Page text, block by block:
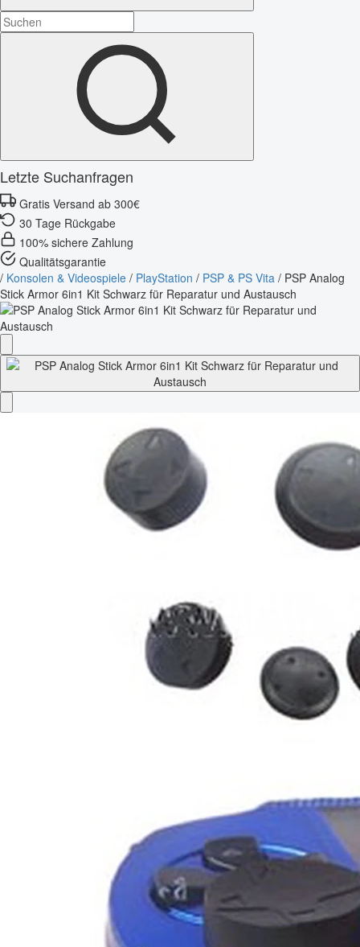
Letzte Suchanfragen
Gratis Versand ab 300€
30 Tage Rückgabe
100% sichere Zahlung
Qualitätsgarantie
/ Konsolen & Videospiele / PlayStation / PSP & PS Vita / PSP Analog
Stick Armor 6in1 Kit Schwarz für Reparatur und Austausch